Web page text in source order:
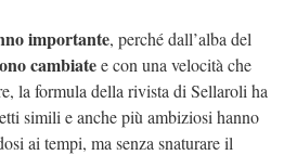
importante, perché dall’alba del
cambiatee con una velocità che
la formula della rivista di Sellaroli ha
simili e anche più ambiziosi hanno
ai tempi, ma senza snaturare il